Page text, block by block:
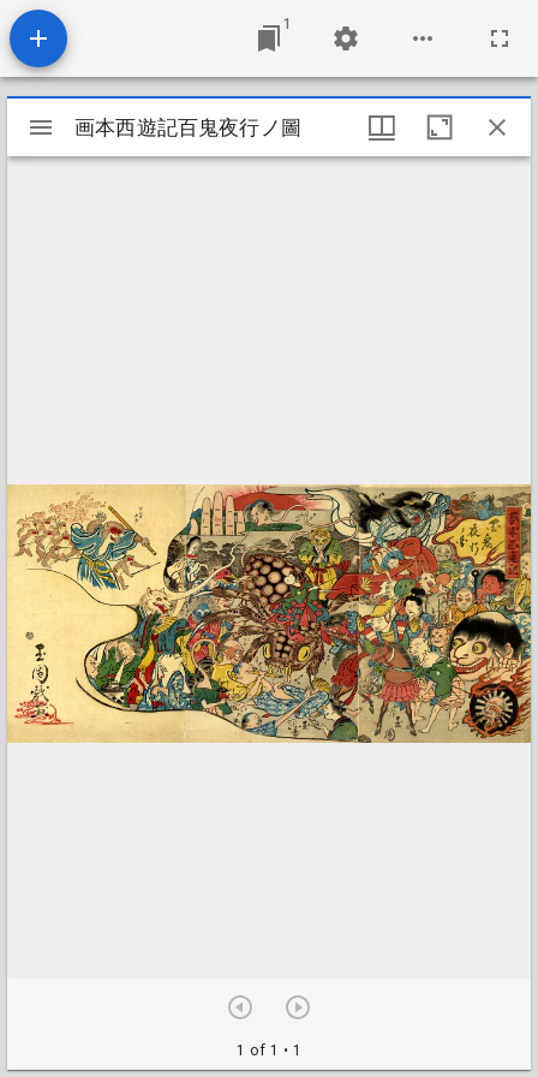
1
Mirador
viewer
画本西遊記百鬼夜行ノ圖
1 of 1 • 1
画本西遊記百鬼夜行ノ圖